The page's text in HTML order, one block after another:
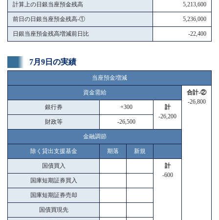
計算上の日銀当座預金残高 5,213,600
前日の日銀当座預金残高-① 5,236,000
日銀当座預金残高増減前日比 -22,400
7月9日の実績
当座預金増減
資金需給
合計-②
-26,800
銀行券 +300
計
-26,200
財政等 -26,500
金融調節
除く貸出支援基金 期落 新規
国債買入
計
-600
国庫短期証券買入
国庫短期証券売却
国債買現先